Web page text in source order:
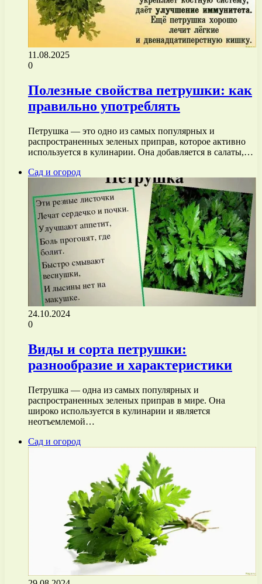
11.08.2025
0
Полезные свойства петрушки: как
правильно употреблять
Петрушка — это одно из самых популярных и
распространенных зеленых приправ, которое активно
используется в кулинарии. Она добавляется в салаты,…
Сад и огород
24.10.2024
0
Виды и сорта петрушки:
разнообразие и характеристики
Петрушка — одна из самых популярных и
распространенных зеленых приправ в мире. Она
широко используется в кулинарии и является
неотъемлемой…
Сад и огород